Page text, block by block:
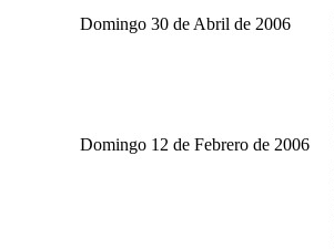
Domingo 30 de Abril de 2006
Domingo 12 de Febrero de 2006